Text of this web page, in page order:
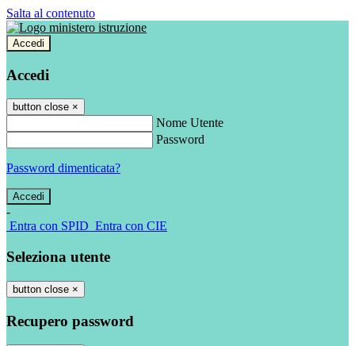
Salta al contenuto
Accedi
Accedi
button close ×
Nome Utente
Password
Password dimenticata?
-
Entra con SPID Entra con CIE
Seleziona utente
button close ×
Recupero password